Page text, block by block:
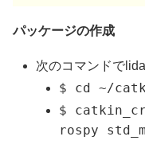
パッケージの作成
次のコマンドで
$ cd ~/
$
rospy